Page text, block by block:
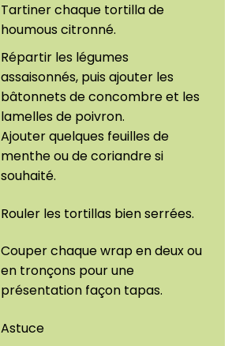
Tartiner chaque tortilla de
houmous citronné.
Répartir les légumes
assaisonnés, puis ajouter les
bâtonnets de concombre et les
lamelles de poivron.
Ajouter quelques feuilles de
menthe ou de coriandre si
souhaité.
Rouler les tortillas bien serrées.
Couper chaque wrap en deux ou
en tronçons pour une
présentation façon tapas.
Astuce